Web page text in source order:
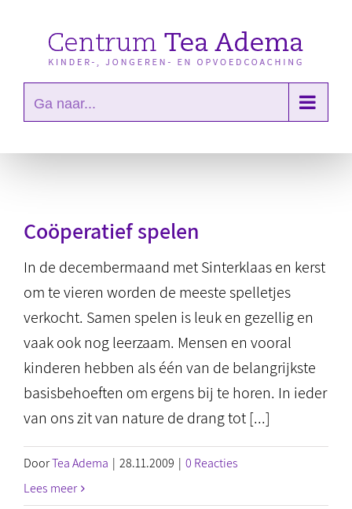
Ga naar...
Coöperatief spelen
In de decembermaand met Sinterklaas en kerst
om te vieren worden de meeste spelletjes
verkocht. Samen spelen is leuk en gezellig en
vaak ook nog leerzaam. Mensen en vooral
kinderen hebben als één van de belangrijkste
basisbehoeften om ergens bij te horen. In ieder
van ons zit van nature de drang tot [...]
DoorTea Adema | 28.11.2009 | 0 Reacties
Lees meer